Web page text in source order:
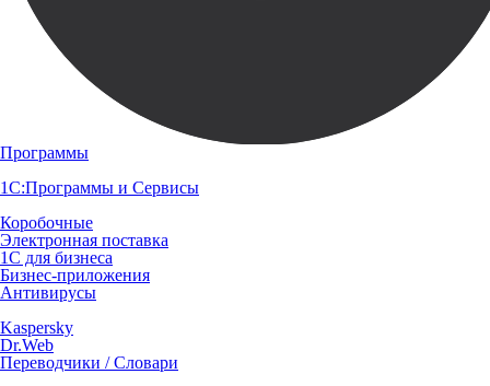
Программы
1С:Программы и Сервисы
Коробочные
Электронная поставка
1С для бизнеса
Бизнес-приложения
Антивирусы
Kaspersky
Dr.Web
Переводчики / Словари